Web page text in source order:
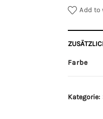
Add
Farbe
Kategorie: